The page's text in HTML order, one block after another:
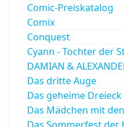
Comic-Preiskatalog
Comix
Conquest
Cyann - Tochter der
DAMIAN &
Das dritte Auge
Das geheime Dreieck
Das Mädchen mit